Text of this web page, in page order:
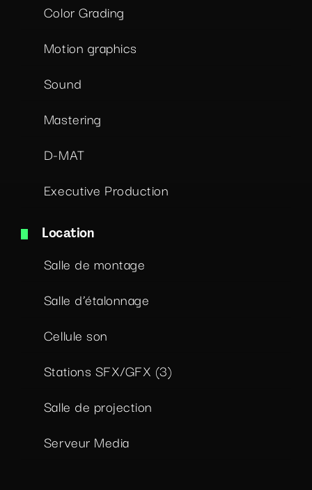
Color Grading
Motion graphics
Sound
Mastering
D-MAT
Executive Production
Location
Salle de montage
Salle d’étalonnage
Cellule son
Stations SFX/GFX (3)
Salle de projection
Serveur Media